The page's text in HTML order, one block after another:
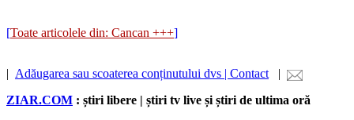
[Toate articolele din: Cancan +++]
| Adăugarea sau scoaterea conținutului dvs | Contact |
ZIAR.COM : știri libere | știri tv live și știri de ultima oră